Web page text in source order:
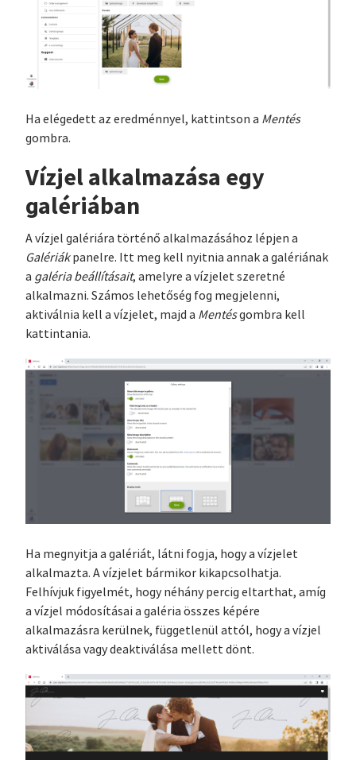
Ha elégedett az eredménnyel, kattintson a Mentés
gombra.
Vízjel alkalmazása egy
galériában
A vízjel galériára történő alkalmazásához lépjen a
Galériákpanelre. Itt meg kell nyitnia annak a galériának
a galéria beállításait, amelyre a vízjelet szeretné
alkalmazni. Számos lehetőség fog megjelenni,
aktiválnia kell a vízjelet, majd a Mentésgombra kell
kattintania.
Ha megnyitja a galériát, látni fogja, hogy a vízjelet
alkalmazta. A vízjelet bármikor kikapcsolhatja.
Felhívjuk figyelmét, hogy néhány percig eltarthat, amíg
a vízjel módosításai a galéria összes képére
alkalmazásra kerülnek, függetlenül attól, hogy a vízjel
aktiválása vagy deaktiválása mellett dönt.